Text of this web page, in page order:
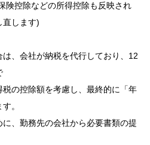
険控除などの所得控除も反映され
直します)
、会社が納税を代行しており、12
の控除額を考慮し、最終的に「年
。
、勤務先の会社から必要書類の提